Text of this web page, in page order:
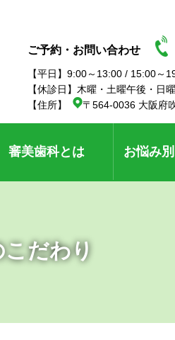
ご予約・お問い合わせ
【平日】9:00～13:00 / 15:00～
【休診日】木曜・土曜午後・日
【住所】
〒564-0036 大阪府
審美歯科とは お悩み
こだわり